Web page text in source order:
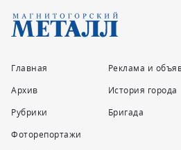
Главная
Архив
Рубрики
Фоторепортажи
Реклама и
История города
Бригада